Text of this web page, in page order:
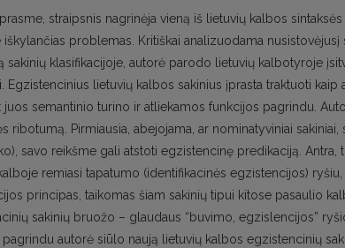
straipsnis nagrinėja vieną iš lietuvių kalbos
iškylančias problemas. Kritiškai analizuodama
sakinių klasifikacijoje, autorė parodo lietuvių kalbotyroje
Egzistencinius lietuvių kalbos sakinius įprasta traktuoti
juos semantinio turino ir atliekamos funkcijos pagrindu.
ribotumą. Pirmiausia, abejojama, ar nominatyviniai
savo reikšme gali atstoti egzistencinę predikaciją.
remiasi tapatumo (identifikacinės egzistencijos)
principas, taikomas šiam sakinių tipui kitose pasaulio
sakinių bruožo – glaudaus “buvimo, egzislencijos”
pagrindu autorė siūlo naują lietuvių kalbos egzistencinių